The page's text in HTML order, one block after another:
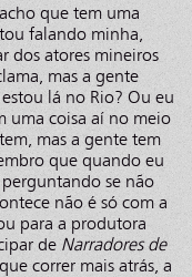
que tem uma
falando minha,
dos atores mineiros
mas a gente
lá no Rio? Ou eu
uma coisa aí no meio
mas a gente tem
que quando eu
se não
não é só com a
para a produtora
de Narradores de
correr mais atrás, a